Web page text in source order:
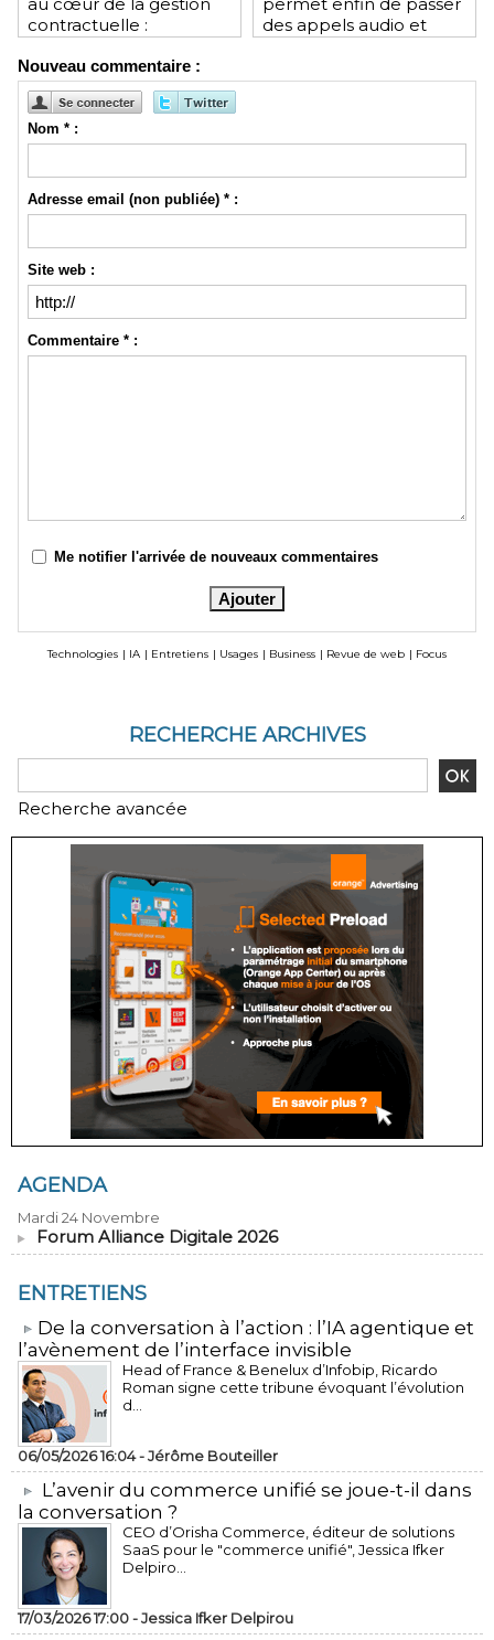
contractuelle :
pour les juristes ?
des appels audio et
Nouveau commentaire :
Nom * :
Adresse email (non publiée) * :
Site web :
Commentaire * :
Me notifier l'arrivée de nouveaux commentaires
Technologies | IA | Entretiens | Usages | Business | Revue de web | Focus
RECHERCHE ARCHIVES
Recherche avancée
AGENDA
Mardi 24 Novembre
Forum Alliance Digitale 2026
ENTRETIENS
​De la conversation à l’action : l’IA agentique et
l’avènement de l’interface invisible
Head of France & Benelux d’Infobip, Ricardo
Roman signe cette tribune évoquant l’évolution
d...
06/05/2026 16:04 -Jérôme Bouteiller
L’avenir du commerce unifié se joue-t-il dans
la conversation ?
CEO d’Orisha Commerce, éditeur de solutions
SaaS pour le "commerce unifié", Jessica Ifker
Delpiro...
17/03/2026 17:00 -Jessica Ifker Delpirou